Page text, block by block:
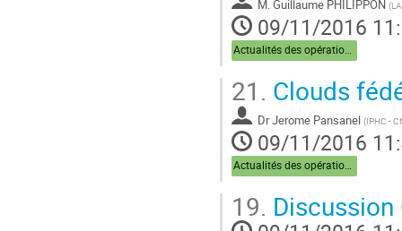
M. Guillaume PHILIPPON (
09/11/2016
Actualités des opérations
21. Clouds
DrJerome Pansanel (IPHC -
09/11/2016
Actualités des opérations
19. Discussion